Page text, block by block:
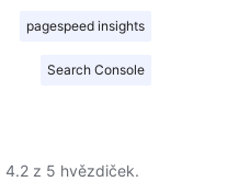
pagespeed insights
Search Console
4.2 z 5 hvězdiček.